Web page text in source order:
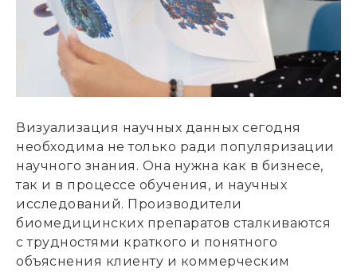
Визуализация научных данных сегодня
необходима не только ради популяризации
научного знания. Она нужна как в бизнесе,
так и в процессе обучения, и научных
исследований. Производители
биомедицинских препаратов сталкиваются
с трудностями краткого и понятного
объяснения клиенту и коммерческим